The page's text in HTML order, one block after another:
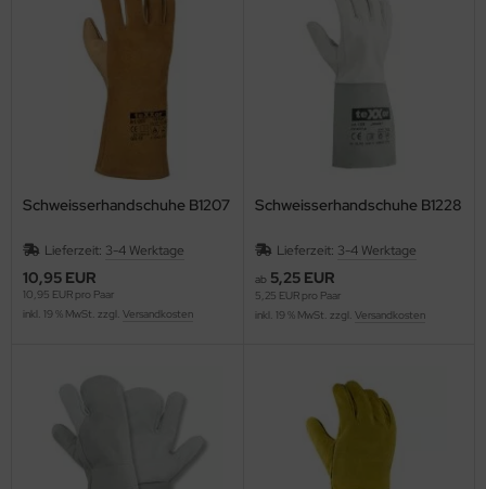
Schweisserhandschuhe B1207
Lieferzeit: 3-4 Werktage
10,95 EUR
10,95 EUR pro Paar
inkl. 19 % MwSt. zzgl. Versandkosten
Schweisserhandschuhe B1228
Lieferzeit: 3-4 Werktage
ab 5,25 EUR
5,25 EUR pro Paar
inkl. 19 % MwSt. zzgl. Versandkosten